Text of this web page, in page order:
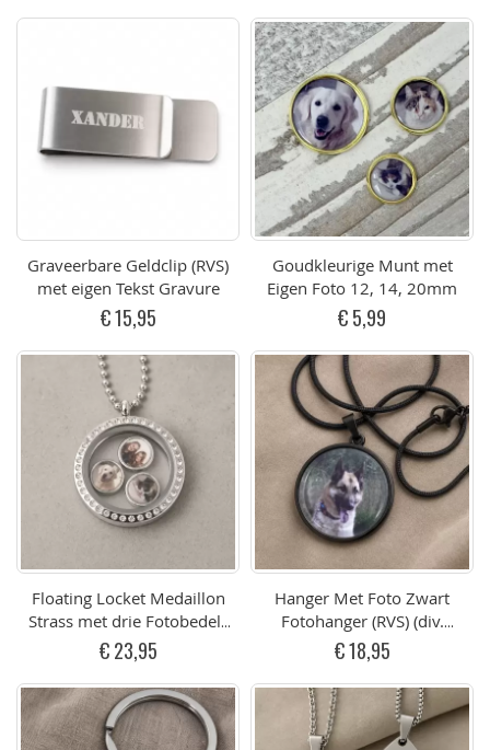
Graveerbare Geldclip (RVS)
met eigen Tekst Gravure
€ 15,95
Goudkleurige Munt met
Eigen Foto 12, 14, 20mm
€ 5,99
Floating Locket Medaillon
Strass met drie Fotobedels
(RVS)
€ 23,95
Hanger Met Foto Zwart
Fotohanger (RVS) (div.
afmetingen)
€ 18,95